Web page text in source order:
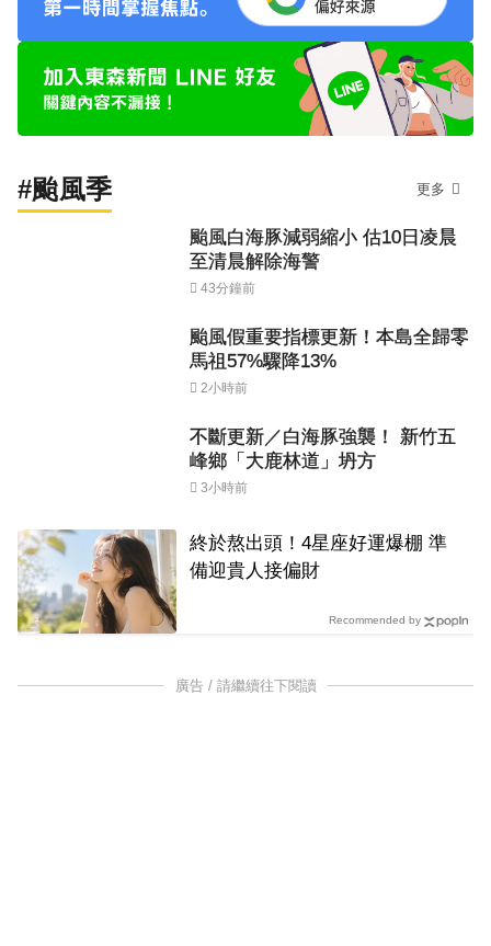
#颱風季 更多
颱風白海豚減弱縮小 估10日凌晨
至清晨解除海警
43分鐘前
颱風假重要指標更新！本島全歸零
馬祖57%驟降13%
2小時前
不斷更新／白海豚強襲！ 新竹五
峰鄉「大鹿林道」坍方
3小時前
終於熬出頭！4星座好運爆棚 準
備迎貴人接偏財
Recommended by
廣告 / 請繼續往下閱讀